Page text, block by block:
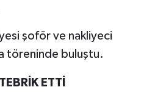
şoför ve nakliyeci
töreninde buluştu.
ETTİ